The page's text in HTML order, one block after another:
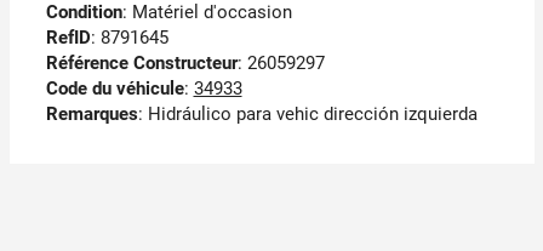
Condition: Matériel d'occasion
RefID: 8791645
Référence Constructeur: 26059297
Code du véhicule: 34933
Remarques: Hidráulico para vehic dirección izquierda